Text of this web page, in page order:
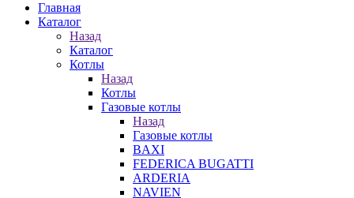
Главная
Каталог
Назад
Каталог
Котлы
Назад
Котлы
Газовые котлы
Назад
Газовые котлы
BAXI
FEDERICA BUGATTI
ARDERIA
NAVIEN